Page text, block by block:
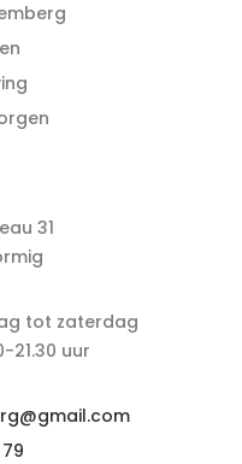
31
tot zaterdag
21.30 uur